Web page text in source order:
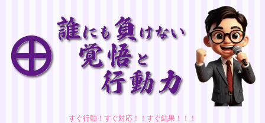
すぐ行動！すぐ対応！！すぐ結果！！！